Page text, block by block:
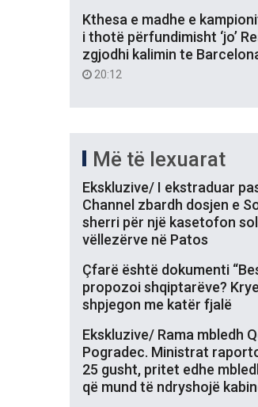
Kthesa e madhe e
i thotë përfundimisht ‘jo’
zgjodhi kalimin te
20:12
Më të lexuarat
Ekskluzive/ I ekstraduar
Channel zbardh dosjen e
sherri për një kasetofon
vëllezërve në Patos
Çfarë është dokumenti
propozoi shqiptarëve?
shpjegon me katër fjalë
Ekskluzive/ Rama mbledh
Pogradec. Ministrat
25 gusht, pritet edhe
që mund të ndryshojë